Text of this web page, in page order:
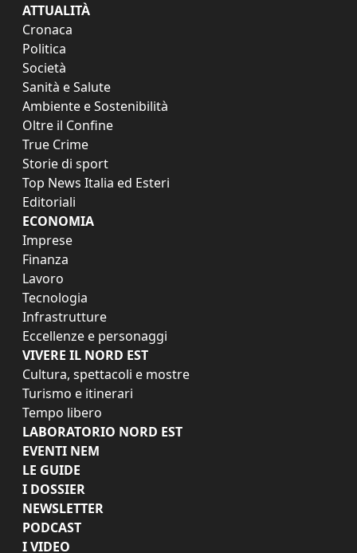
ATTUALITÀ
Cronaca
Politica
Società
Sanità e Salute
Ambiente e Sostenibilità
Oltre il Confine
True Crime
Storie di sport
Top News Italia ed Esteri
Editoriali
ECONOMIA
Imprese
Finanza
Lavoro
Tecnologia
Infrastrutture
Eccellenze e personaggi
VIVERE IL NORD EST
Cultura, spettacoli e mostre
Turismo e itinerari
Tempo libero
LABORATORIO NORD EST
EVENTI NEM
LE GUIDE
I DOSSIER
NEWSLETTER
PODCAST
I VIDEO